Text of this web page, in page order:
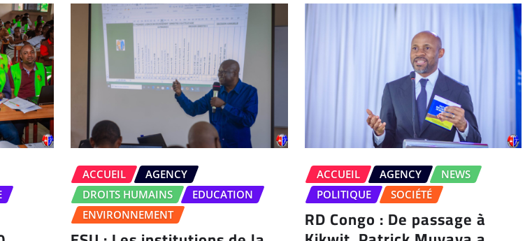
ACCUEIL
AGENCY
DROITS HUMAINS
EDUCATION
ENVIRONNEMENT
ACCUEIL AGENCY
NEWS
POLITIQUE
SOCIÉTÉ
RD Congo : De passage à